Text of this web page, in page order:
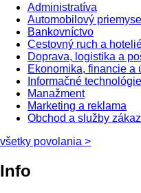
Administratíva
Automobilový priemysel
Bankovníctvo
Cestovný ruch a
Doprava, logistika a
Ekonomika, financie a
Informačné technológie
Manažment
Marketing a reklama
Obchod a služby
všetky povolania >
Info